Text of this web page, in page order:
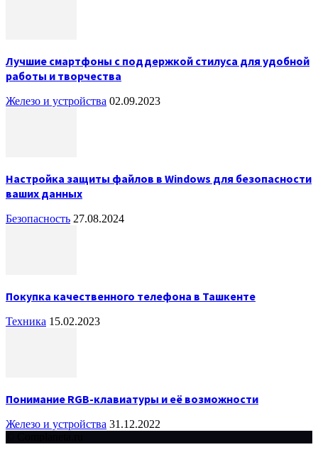
Лучшие смартфоны с поддержкой стилуса для удобной
работы и творчества
Железо и устройства 02.09.2023
Настройка защиты файлов в Windows для безопасности
ваших данных
Безопасность 27.08.2024
Покупка качественного телефона в Ташкенте
Техника 15.02.2023
Понимание RGB-клавиатуры и её возможности
Железо и устройства 31.12.2022